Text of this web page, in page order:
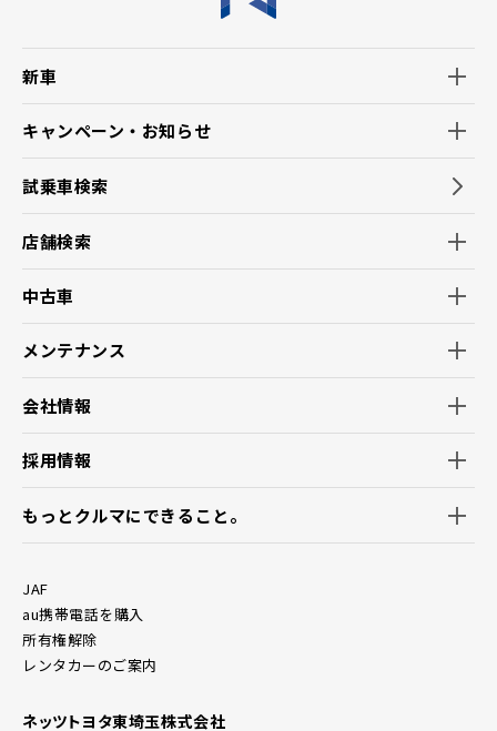
新車
キャンペーン・お知らせ
試乗車検索
店舗検索
中古車
メンテナンス
会社情報
採用情報
もっとクルマにできること。
JAF
au携帯電話を購入
所有権解除
レンタカーのご案内
ネッツトヨタ東埼玉株式会社